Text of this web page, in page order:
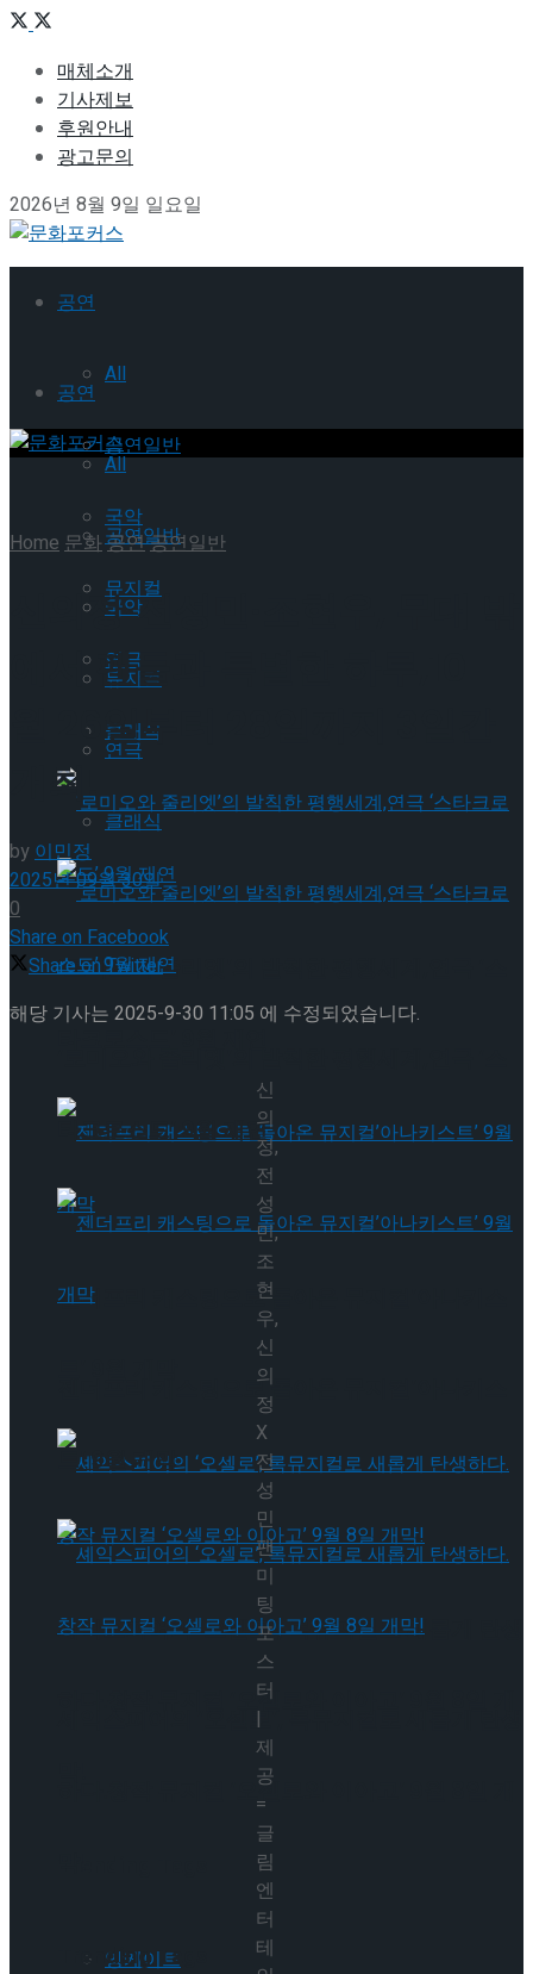
매체소개
기사제보
후원안내
광고문의
2026년 8월 9일 일요일
공연
All
공연일반
국악
뮤지컬
연극
클래식
‘로미오와 줄리엣’의 발칙한 평행세계,연극 ‘스
젠더프리 캐스팅으로 돌아온 뮤지컬’아나키스
셰익스피어의 ‘오셀로’, 록뮤지컬로 새롭게 탄생
하다.창작 뮤지컬 ‘오셀로와 이아고’ 9월 8일 개
앙케이트
공연
All
공연일반
국악
뮤지컬
연극
클래식
타크로스드’ 9월 재연
젠더프리 캐스팅으로 돌아온 뮤지컬’아나키스
트’ 9월 개막
셰익스피어의 ‘오셀로’, 록뮤지컬로 새롭게 탄생
하다.창작 뮤지컬 ‘오셀로와 이아고’ 9월 8일 개
Trending Tags
Home문화공연공연일반
신의정·전성민·조현우, 무대 밖
에서 팬들과 특별한 하루,10
월 26일부터 28일까지 3일간
개최!
by이민정
2025년 09월 30일
0
Share on Facebook
Share on Twitter
해당 기사는 2025-9-30 11:05 에 수정되었습니다.
신
의
정,
전
성
민,
조
현
우,
신
의
정
X
전
성
민
팬
미
팅
포
스
터
|
제
공
=
글
림
엔
터
테